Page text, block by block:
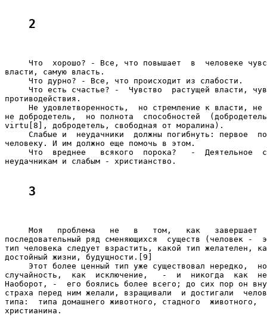
2
Что  хорошо? - Все, что повышает  в  человеке
власти, самую власть.
     Что дурно? - Все, что происходит из слабости.
Что есть счастье? -  Чувство  растущей власти,
противодействия.
Не удовлетворенность,  но стремление к власти, не
не добродетель,  но полнота  способностей
virtu[8], добродетель, свободная от моралина).
Слабые и  неудачники  должны погибнуть: первое
человеку. И им должно еще помочь в этом.
Что  вреднее   всякого  порока?   -  Деятельное
неудачникам и слабым - христианство.
3
Моя   проблема   не   в   том,   как   завершает
последовательный ряд сменяющихся  существ (человек -
тип человека следует взрастить, какой тип желателен,
достойный жизни, будущности.[9]
Этот более ценный тип уже существовал нередко,
случайность,  как  исключение,   -  и  никогда  как
Наоборот, -  его боялись более всего; до сих пор он
страха перед ним желали, взращивали  и достигали
типа:  типа домашнего животного, стадного  животного,
христианина.